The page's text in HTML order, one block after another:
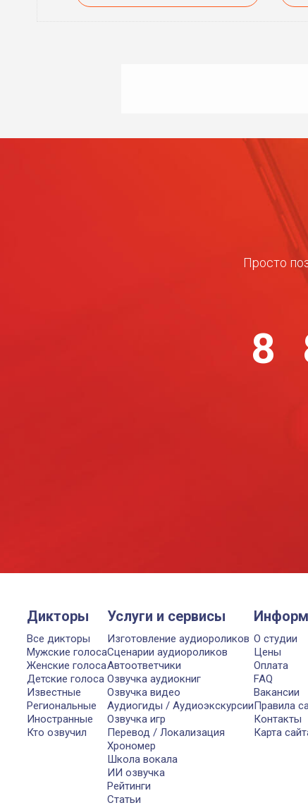
Просто
8
Дикторы
Все дикторы
Мужские голоса
Женские голоса
Детские голоса
Известные
Региональные
Иностранные
Кто озвучил
Услуги и сервисы
Изготовление аудиороликов
Сценарии аудиороликов
Автоответчики
Озвучка аудиокниг
Озвучка видео
Аудиогиды / Аудиоэкскурсии
Озвучка игр
Перевод / Локализация
Хрономер
Школа вокала
ИИ озвучка
Рейтинги
Статьи
О студии
Цены
Оплата
FAQ
Вакансии
Правила
Контакты
Карта